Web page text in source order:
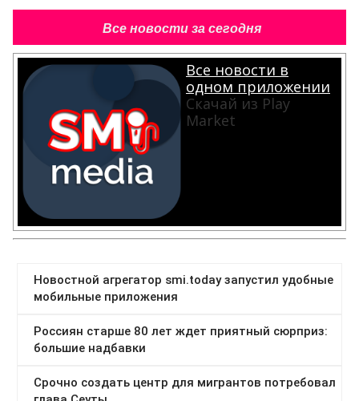
Все новости за сегодня
Все новости в
одном приложении
Скачай из Play
Market